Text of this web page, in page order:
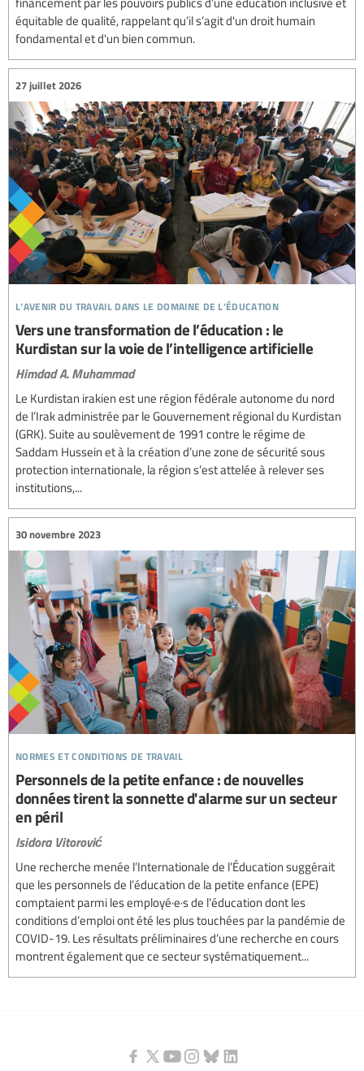
équitable de qualité, rappelant qu’il s’agit d'un droit humain
fondamental et d'un bien commun.
l’avenir du travail dans le domaine de l’éducation
27 juillet 2026
Vers une transformation de l’éducation : le
Kurdistan sur la voie de l’intelligence artificielle
Himdad A. Muhammad
Le Kurdistan irakien est une région fédérale autonome du nord
de l’Irak administrée par le Gouvernement régional du Kurdistan
(GRK). Suite au soulèvement de 1991 contre le régime de
Saddam Hussein et à la création d’une zone de sécurité sous
protection internationale, la région s’est attelée à relever ses
institutions,...
normes et conditions de travail
30 novembre 2023
Personnels de la petite enfance : de nouvelles
données tirent la sonnette d'alarme sur un secteur
en péril
Isidora Vitorović
Une recherche menée l’Internationale de l’Éducation suggérait
que les personnels de l’éducation de la petite enfance (EPE)
comptaient parmi les employé·e·s de l’éducation dont les
conditions d’emploi ont été les plus touchées par la pandémie de
COVID-19. Les résultats préliminaires d’une recherche en cours
montrent également que ce secteur systématiquement...